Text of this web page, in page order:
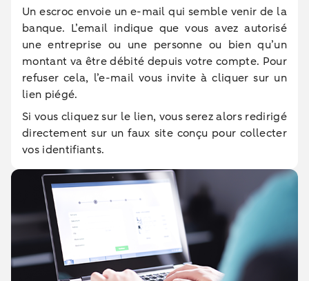
Un escroc envoie un e-mail qui semble venir de la
banque. L’email indique que vous avez autorisé
une entreprise ou une personne ou bien qu’un
montant va être débité depuis votre compte. Pour
refuser cela, l’e-mail vous invite à cliquer sur un
lien piégé.
Si vous cliquez sur le lien, vous serez alors redirigé
directement sur un faux site conçu pour collecter
vos identifiants.